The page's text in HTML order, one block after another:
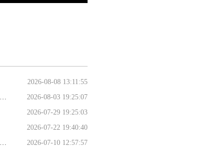
2026-08-08 13:11:55
2026-08-03 19:25:07
2026-07-29 19:25:03
2026-07-22 19:40:40
2026-07-10 12:57:57